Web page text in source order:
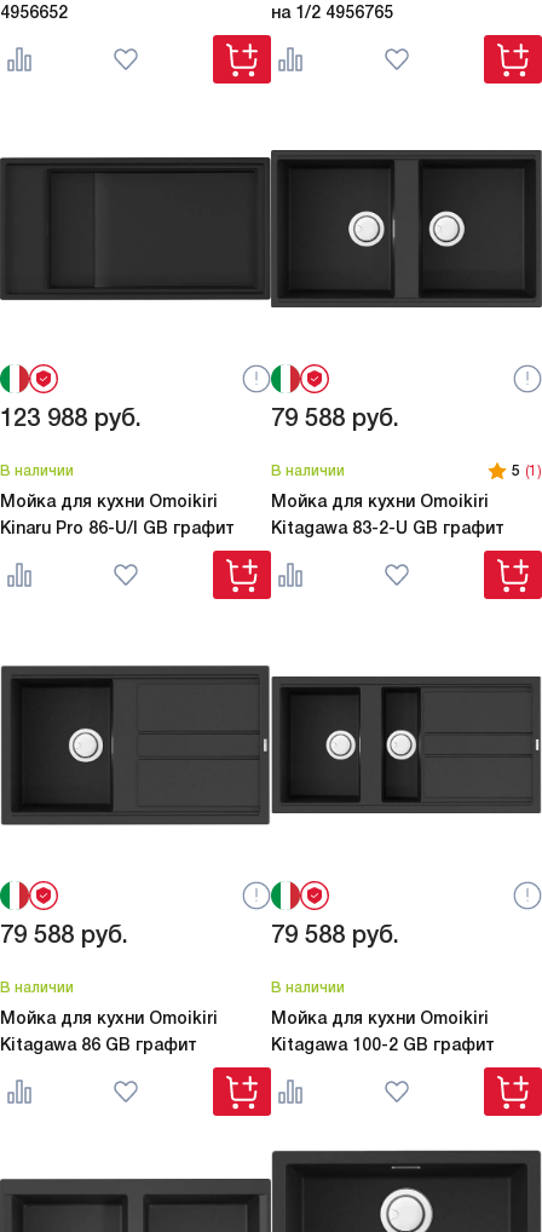
4956652
на 1/2 4956765
123 988 руб.
В наличии
Мойка для кухни Omoikiri
Kinaru Pro 86-U/I GB графит
79 588 руб.
В наличии 5 (1)
Мойка для кухни Omoikiri
Kitagawa 83-2-U GB графит
79 588 руб.
В наличии
Мойка для кухни Omoikiri
Kitagawa 86 GB графит
79 588 руб.
В наличии
Мойка для кухни Omoikiri
Kitagawa 100-2 GB графит